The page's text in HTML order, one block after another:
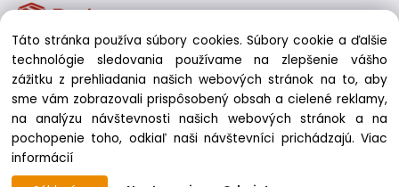
© 2026 Spirituálna Komnata. Všetky práva vyhradené.
Táto stránka používa súbory cookies. Súbory cookie a ďalšie
technológie sledovania používame na zlepšenie vášho
zážitku z prehliadania našich webových stránok na to, aby
sme vám zobrazovali prispôsobený obsah a cielené reklamy,
na analýzu návštevnosti našich webových stránok a na
pochopenie toho, odkiaľ naši návštevníci prichádzajú.Viac
informácií